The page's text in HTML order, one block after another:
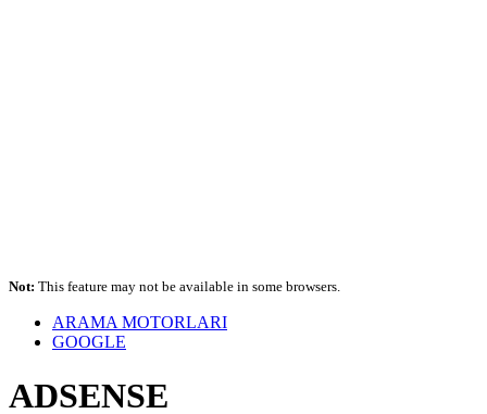
Not: This feature may not be available in some browsers.
ARAMA MOTORLARI
GOOGLE
ADSENSE